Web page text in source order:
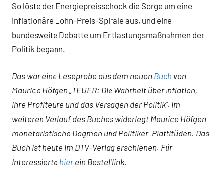
So löste der Energiepreisschock die Sorge um eine
inflationäre Lohn-Preis-Spirale aus, und eine
bundesweite Debatte um Entlastungsmaßnahmen der
Politik begann.
Das war eine Leseprobe aus dem neuen Buch von
Maurice Höfgen „TEUER: Die Wahrheit über Inflation,
ihre Profiteure und das Versagen der Politik“. Im
weiteren Verlauf des Buches widerlegt Maurice Höfgen
monetaristische Dogmen und Politiker-Plattitüden. Das
Buch ist heute im DTV-Verlag erschienen. Für
Interessierte hierein Bestelllink.